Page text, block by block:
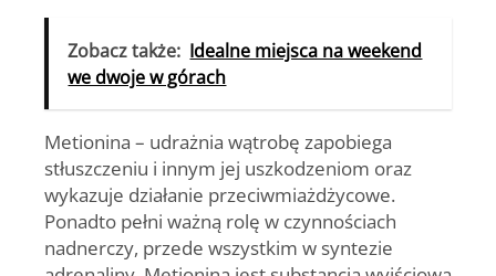
Zobacz także: Idealne miejsca na weekend
we dwoje w górach
Metionina – udrażnia wątrobę zapobiega
stłuszczeniu i innym jej uszkodzeniom oraz
wykazuje działanie przeciwmiażdżycowe.
Ponadto pełni ważną rolę w czynnościach
nadnerczy, przede wszystkim w syntezie